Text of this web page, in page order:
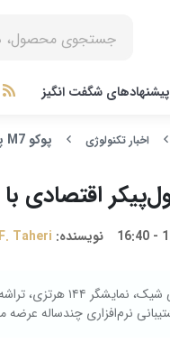
پیشنهادهای شگفت انگیز
اخبار تکنولوژی پوکو M7 پلاس؛ غول‌پیکر اقتصادی با نمایشگر ۱۴۴ هرتزی و باتری تمام‌نشدنی
نویسنده: F. Taheri